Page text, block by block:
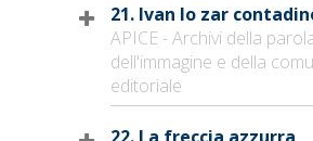
21. Ivan lo zar
APICE - Archivi della
dell'immagine e della
editoriale